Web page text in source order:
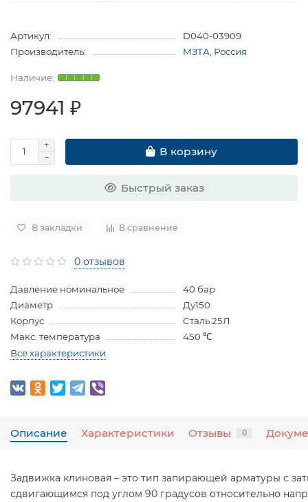
Артикул:
D040-03909
Производитель:
МЗТА, Россия
97941 ₽
В корзину
Быстрый заказ
В закладки В сравнение
0 отзывов
Давление номинальное
40 бар
Диаметр
Ду150
Корпус
Сталь 25Л
Макс. температура
450 ℃
Все характеристики
Описание Характеристики Отзывы 0
Задвижка клиновая – это тип запирающей арматуры с
сдвигающимся под углом 90 градусов относительно